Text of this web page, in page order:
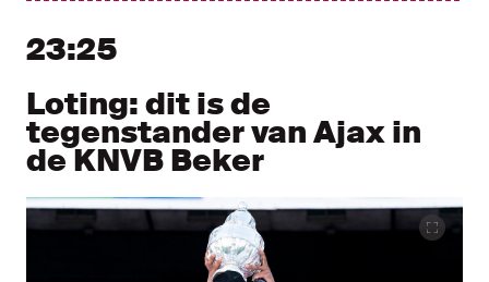
23:25
Loting: dit is de
tegenstander van Ajax in
de KNVB Beker